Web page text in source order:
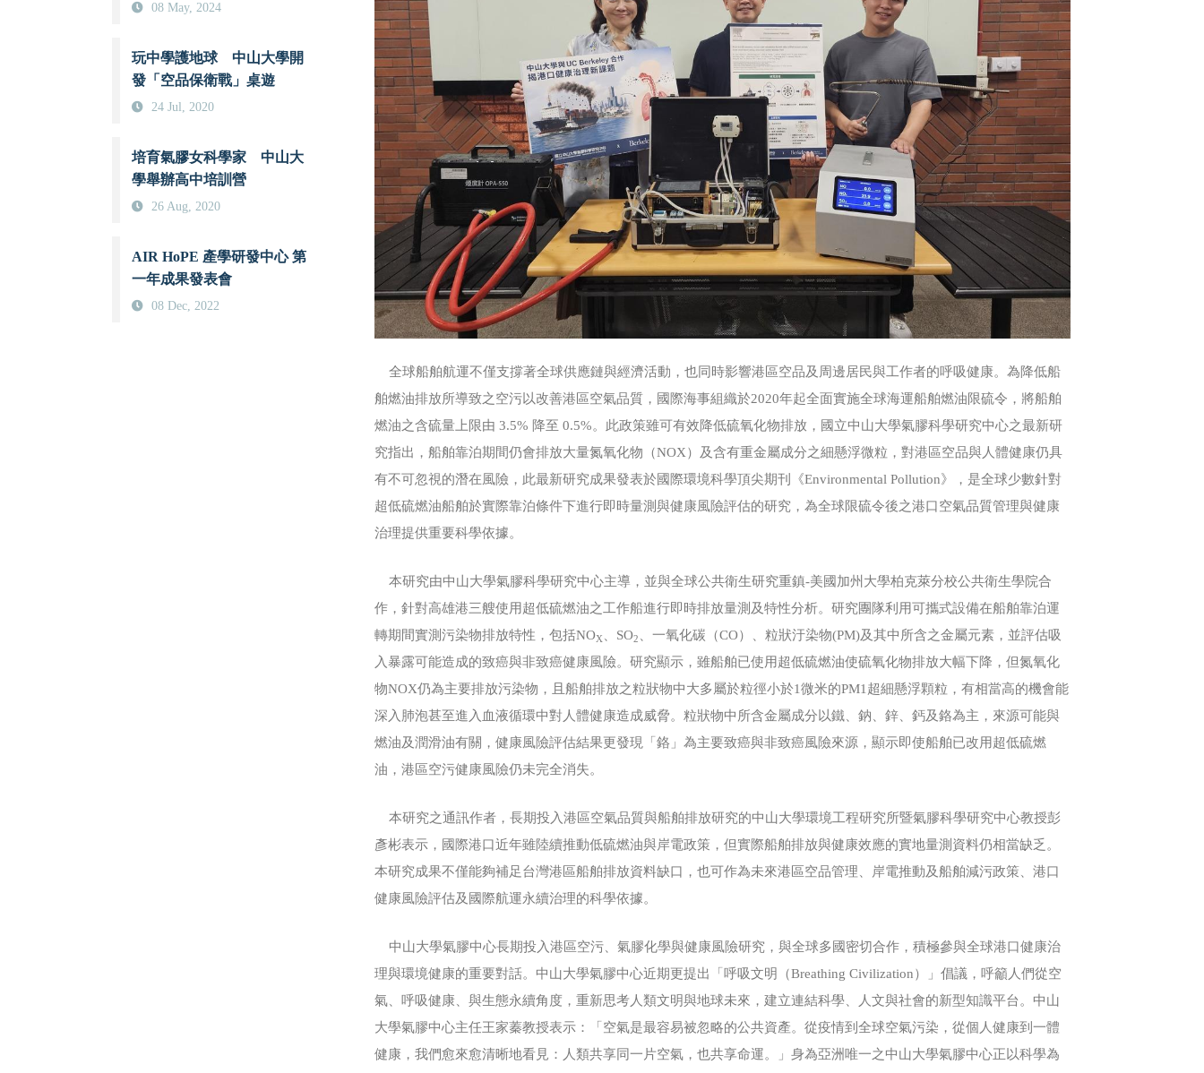
08 May, 2024
玩中學護地球 中山大學開
發「空品保衛戰」桌遊
24 Jul, 2020
培育氣膠女科學家 中山大
學舉辦高中培訓營
26 Aug, 2020
AIR HoPE 產學研發中心 第
一年成果發表會
08 Dec, 2022
全球船舶航運不僅支撐著全球供應鏈與經濟活動，也同時影響港區空品及周邊居民與工作者的呼吸健康。為降低船
舶燃油排放所導致之空污以改善港區空氣品質，國際海事組織於2020年起全面實施全球海運船舶燃油限硫令，將船舶
燃油之含硫量上限由 3.5% 降至 0.5%。此政策雖可有效降低硫氧化物排放，國立中山大學氣膠科學研究中心之最新研
究指出，船舶靠泊期間仍會排放大量氮氧化物（NOX）及含有重金屬成分之細懸浮微粒，對港區空品與人體健康仍具
有不可忽視的潛在風險，此最新研究成果發表於國際環境科學頂尖期刊《Environmental Pollution》，是全球少數針對
超低硫燃油船舶於實際靠泊條件下進行即時量測與健康風險評估的研究，為全球限硫令後之港口空氣品質管理與健康
治理提供重要科學依據。
本研究由中山大學氣膠科學研究中心主導，並與全球公共衛生研究重鎮-美國加州大學柏克萊分校公共衛生學院合
作，針對高雄港三艘使用超低硫燃油之工作船進行即時排放量測及特性分析。研究團隊利用可攜式設備在船舶靠泊運
轉期間實測污染物排放特性，包括NOX 、SO2 、一氧化碳（CO）、粒狀汙染物(PM)及其中所含之金屬元素，並評估吸
入暴露可能造成的致癌與非致癌健康風險。研究顯示，雖船舶已使用超低硫燃油使硫氧化物排放大幅下降，但氮氧化
物NOX仍為主要排放污染物，且船舶排放之粒狀物中大多屬於粒徑小於1微米的PM1超細懸浮顆粒，有相當高的機會能
深入肺泡甚至進入血液循環中對人體健康造成威脅。粒狀物中所含金屬成分以鐵、鈉、鋅、鈣及鉻為主，來源可能與
燃油及潤滑油有關，健康風險評估結果更發現「鉻」為主要致癌與非致癌風險來源，顯示即使船舶已改用超低硫燃
油，港區空污健康風險仍未完全消失。
本研究之通訊作者，長期投入港區空氣品質與船舶排放研究的中山大學環境工程研究所暨氣膠科學研究中心教授彭
彥彬表示，國際港口近年雖陸續推動低硫燃油與岸電政策，但實際船舶排放與健康效應的實地量測資料仍相當缺乏。
本研究成果不僅能夠補足台灣港區船舶排放資料缺口，也可作為未來港區空品管理、岸電推動及船舶減污政策、港口
健康風險評估及國際航運永續治理的科學依據。
中山大學氣膠中心長期投入港區空污、氣膠化學與健康風險研究，與全球多國密切合作，積極參與全球港口健康治
理與環境健康的重要對話。中山大學氣膠中心近期更提出「呼吸文明（Breathing Civilization）」倡議，呼籲人們從空
氣、呼吸健康、與生態永續角度，重新思考人類文明與地球未來，建立連結科學、人文與社會的新型知識平台。中山
大學氣膠中心主任王家蓁教授表示：「空氣是最容易被忽略的公共資產。從疫情到全球空氣污染，從個人健康到一體
健康，我們愈來愈清晰地看見：人類共享同一片空氣，也共享命運。」身為亞洲唯一之中山大學氣膠中心正以科學為